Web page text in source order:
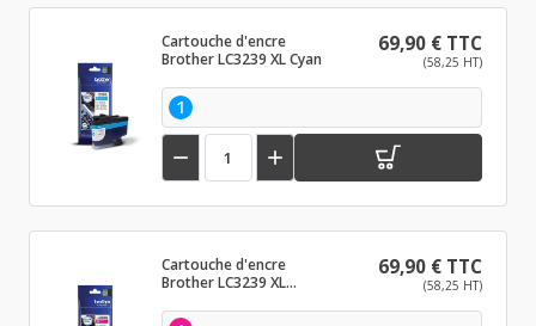
Cartouche d'encre
Brother LC3239 XL Cyan
69,90 € TTC
(58,25 HT)
1
 
Cartouche d'encre
Brother LC3239 XL
69,90 € TTC
(58,25 HT)